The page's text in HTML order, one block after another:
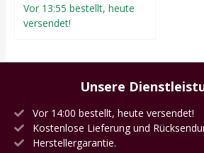
Vor 13:55 bestellt, heute
versendet!
Unsere
Vor 14:00 bestellt, heute versendet!
Kostenlose Lieferung und
Herstellergarantie.